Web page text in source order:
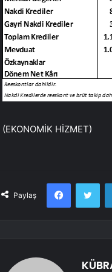
(EKONOMİK HİZMET)
Paylaş
Facebook